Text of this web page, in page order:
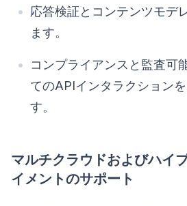
応答検証とコンテンツモデ
ます。
コンプライアンスと監査可
てのAPIインタラクション
す。
マルチクラウドおよびハイ
イメントのサポート